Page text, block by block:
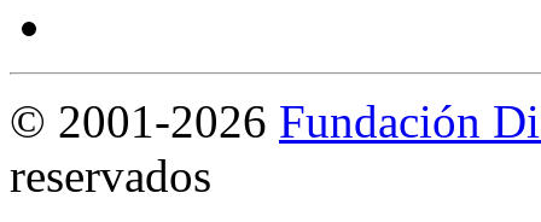
© 2001-2026 Fundación
reservados